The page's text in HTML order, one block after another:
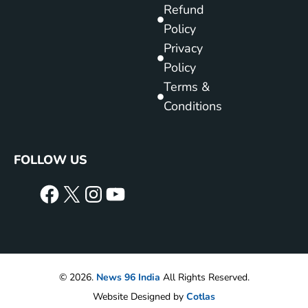
Refund
Policy
Privacy
Policy
Terms &
Conditions
FOLLOW US
© 2026. News 96 India All Rights Reserved.
Website Designed by Cotlas